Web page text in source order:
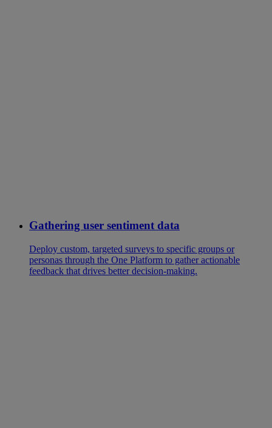
Gathering user sentiment data
Deploy custom, targeted surveys to specific groups or
personas through the One Platform to gather actionable
feedback that drives better decision-making.